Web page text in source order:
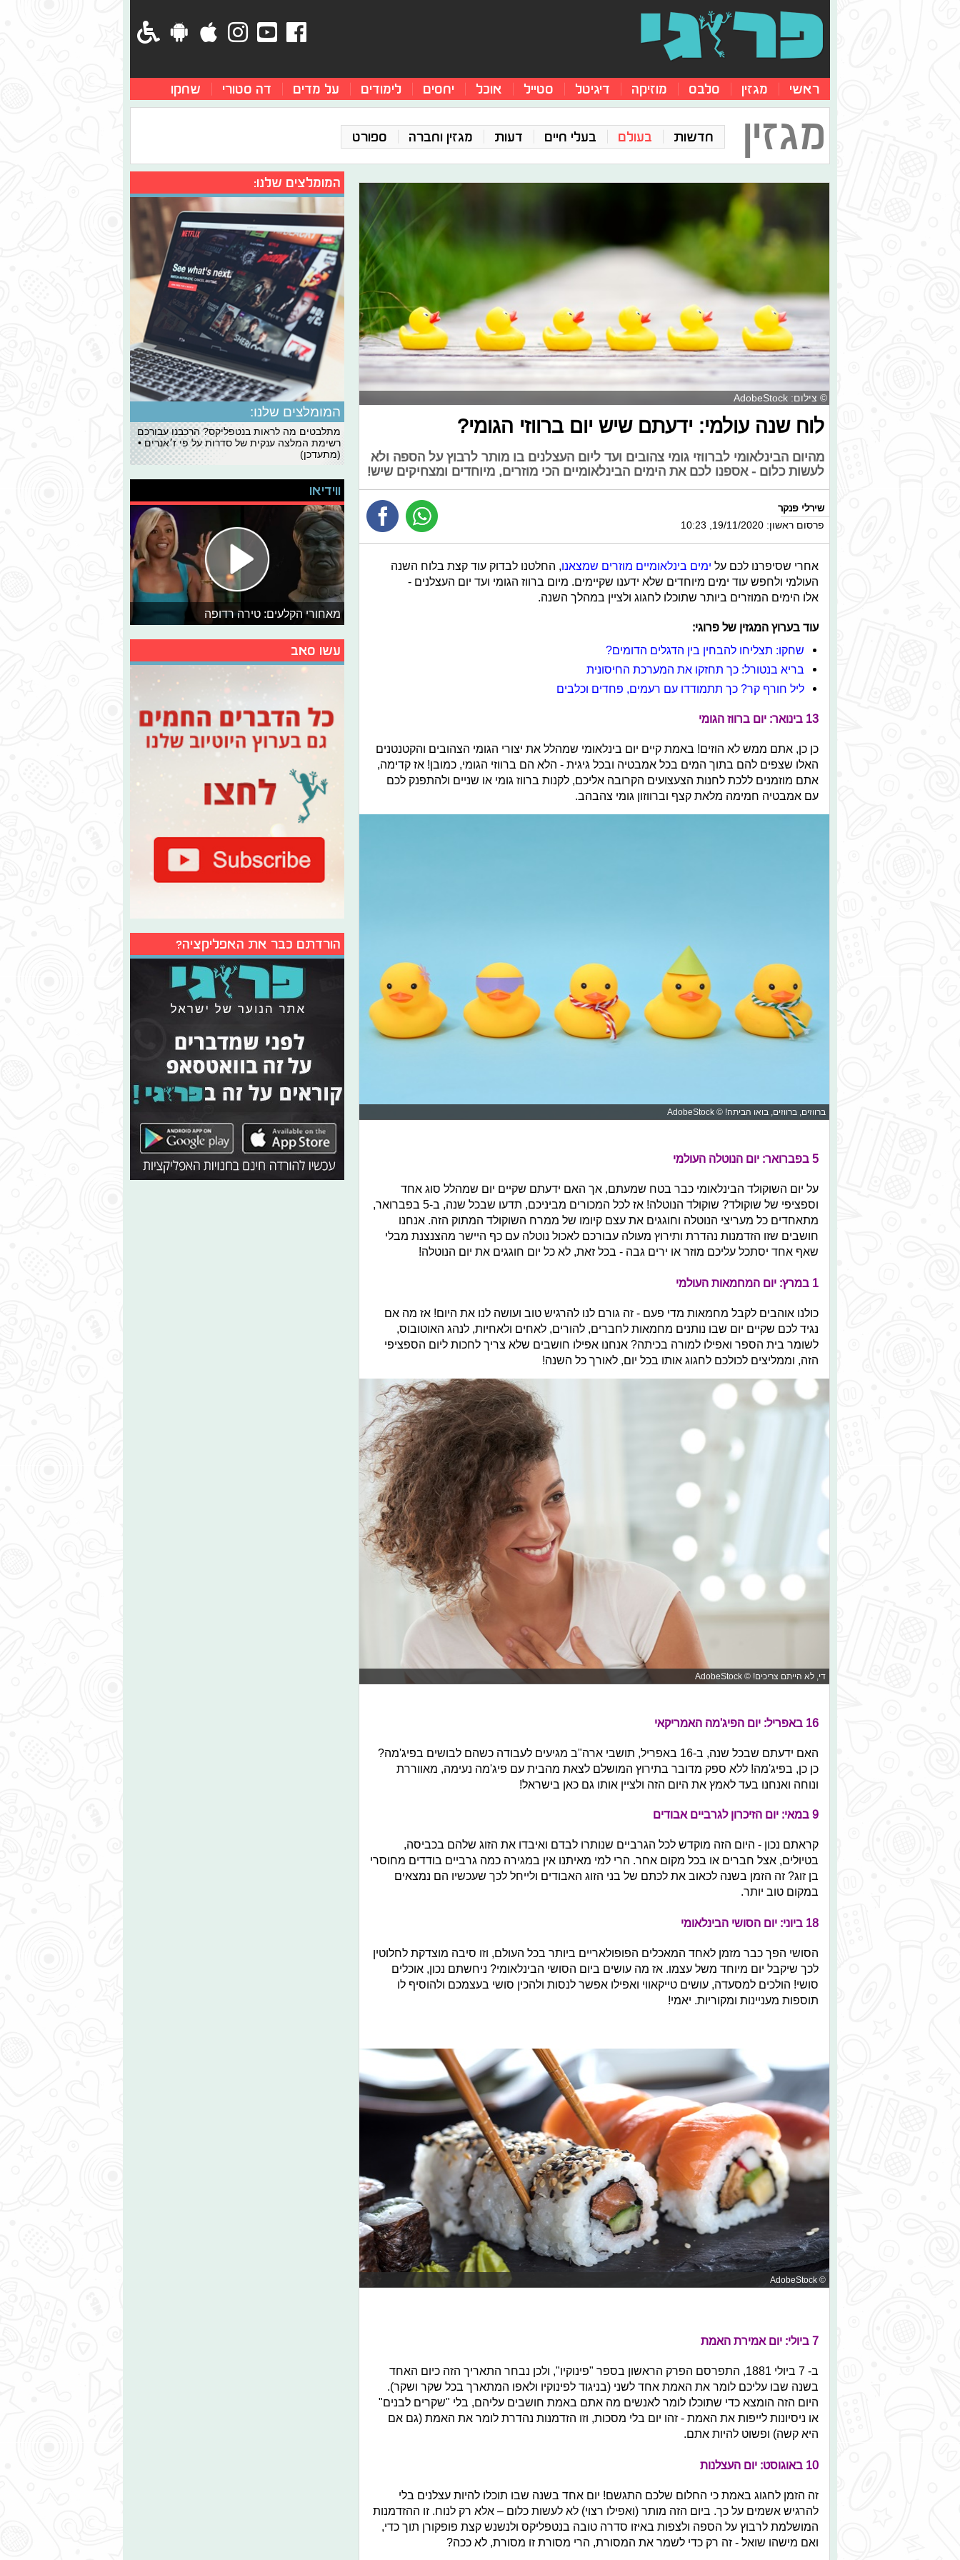
ראשי מגזין סלבס מוזיקה דיגיטל סטייל אוכל יחסים לימודים על מדים דה סטורי שחקו
מגזין חדשות בעולם בעלי חיים דעות מגזין וחברה ספורט
© צילום: AdobeStock
לוח שנה עולמי: ידעתם שיש יום ברווזי הגומי?
מהיום הבינלאומי לברווזי גומי צהובים ועד ליום העצלנים בו מותר לרבוץ על הספה ולא
לעשות כלום - אספנו לכם את הימים הבינלאומיים הכי מוזרים, מיוחדים ומצחיקים שיש!
שירלי פנקר
פרסום ראשון: 19/11/2020, 10:23
אחרי שסיפרנו לכם על ימים בינלאומיים מוזרים שמצאנו, החלטנו לבדוק עוד קצת בלוח השנה
העולמי ולחפש עוד ימים מיוחדים שלא ידענו שקיימים. מיום ברווז הגומי ועד יום העצלנים -
אלו הימים המוזרים ביותר שתוכלו לחגוג ולציין במהלך השנה.
עוד בערוץ המגזין של פרוגי:
שחקו: תצליחו להבחין בין הדגלים הדומים?
בריא בנטורל: כך תחזקו את המערכת החיסונית
ליל חורף קר? כך תתמודדו עם רעמים, פחדים וכלבים
13 בינואר: יום ברווז הגומי
כן כן, אתם ממש לא הוזים! באמת קיים יום בינלאומי שמהלל את יצורי הגומי הצהובים והקטנטנים
האלו שצפים להם בתוך המים בכל אמבטיה ובכל גיגית - הלא הם ברווזי הגומי, כמובן! אז קדימה,
אתם מוזמנים ללכת לחנות הצעצועים הקרובה אליכם, לקנות ברווז גומי או שניים ולהתפנק לכם
עם אמבטיה חמימה מלאת קצף וברווזון גומי צהבהב.
ברווזים, ברווזים, בואו הביתה! © AdobeStock
5 בפברואר: יום הנוטלה העולמי
על יום השוקולד הבינלאומי כבר בטח שמעתם, אך האם ידעתם שקיים יום שמהלל סוג אחד
וספציפי של שוקולד? שוקולד הנוטלה! אז לכל המכורים מביניכם, תדעו שבכל שנה, ב-5 בפברואר,
מתאחדים כל מעריצי הנוטלה וחוגגים את עצם קיומו של ממרח השוקולד המתוק הזה. אנחנו
חושבים שזו הזדמנות נהדרת ותירוץ מעולה עבורכם לאכול נוטלה עם כף היישר מהצנצנת מבלי
שאף אחד יסתכל עליכם מוזר או ירים גבה - בכל זאת, לא כל יום חוגגים את יום הנוטלה!
1 במרץ: יום המחמאות העולמי
כולנו אוהבים לקבל מחמאות מדי פעם - זה גורם לנו להרגיש טוב ועושה לנו את היום! אז מה אם
נגיד לכם שקיים יום שבו נותנים מחמאות לחברים, להורים, לאחים ולאחיות, לנהג האוטובוס,
לשומר בית הספר ואפילו למורה בכיתה? אנחנו אפילו חושבים שלא צריך לחכות ליום הספציפי
הזה, וממליצים לכולכם לחגוג אותו בכל יום, לאורך כל השנה!
די, לא הייתם צריכים! © AdobeStock
16 באפריל: יום הפיג'מה האמריקאי
האם ידעתם שבכל שנה, ב-16 באפריל, תושבי ארה"ב מגיעים לעבודה כשהם לבושים בפיג'מה?
כן כן, בפיג'מה! ללא ספק מדובר בתירוץ המושלם לצאת מהבית עם פיג'מה נעימה, מאווררת
ונוחה ואנחנו בעד לאמץ את היום הזה ולציין אותו גם כאן בישראל!
9 במאי: יום הזיכרון לגרביים אבודים
קראתם נכון - היום הזה מוקדש לכל הגרביים שנותרו לבדם ואיבדו את הזוג שלהם בכביסה,
בטיולים, אצל חברים או בכל מקום אחר. הרי למי מאיתנו אין במגירה כמה גרביים בודדים מחוסרי
בן זוג? זה הזמן בשנה לכאוב את לכתם של בני הזוג האבודים ולייחל לכך שעכשיו הם נמצאים
במקום טוב יותר.
18 ביוני: יום הסושי הבינלאומי
הסושי הפך כבר מזמן לאחד המאכלים הפופולאריים ביותר בכל העולם, וזו סיבה מוצדקת לחלוטין
לכך שיקבל יום מיוחד משל עצמו. אז מה עושים ביום הסושי הבינלאומי? ניחשתם נכון, אוכלים
סושי! הולכים למסעדה, עושים טייקאווי ואפילו אפשר לנסות ולהכין סושי בעצמכם ולהוסיף לו
תוספות מעניינות ומקוריות. יאמי!
© AdobeStock
7 ביולי: יום אמירת האמת
ב- 7 ביולי 1881, התפרסם הפרק הראשון בספר "פינוקיו", ולכן נבחר התאריך הזה כיום האחד
בשנה שבו עליכם לומר את האמת אחד לשני (בניגוד לפינוקיו ולאפו המתארך בכל שקר ושקר).
היום הזה הומצא כדי שתוכלו לומר לאנשים מה אתם באמת חושבים עליהם, בלי "שקרים לבנים"
או ניסיונות לייפות את האמת - זהו יום בלי מסכות, וזו הזדמנות נהדרת לומר את האמת (גם אם
היא קשה) ופשוט להיות אתם.
10 באוגוסט: יום העצלנות
זה הזמן לחגוג באמת כי החלום שלכם התגשם! יום אחד בשנה שבו תוכלו להיות עצלנים בלי
להרגיש אשמים על כך. ביום הזה מותר (ואפילו רצוי) לא לעשות כלום – אלא רק לנוח. זו ההזדמנות
המושלמת לרבוץ על הספה ולצפות באיזו סדרה טובה בנטפליקס ולנשנש קצת פופקורן תוך כדי,
ואם מישהו שואל - זה רק כדי לשמר את המסורת, הרי מסורת זו מסורת, לא ככה?
המומלצים שלנו:
המומלצים שלנו:
מתלבטים מה לראות בנטפליקס? הרכבנו עבורכם
רשימת המלצה ענקית של סדרות על פי ז׳אנרים •
(מתעדכן)
ווידיאו
מאחורי הקלעים: טירה רדופה
עשו סאב
הורדתם כבר את האפליקציה?